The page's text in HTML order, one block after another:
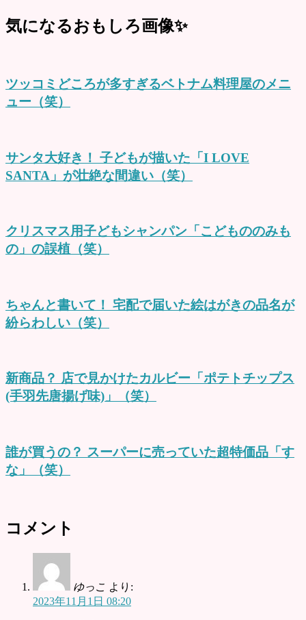
気になるおもしろ画像✨
ツッコミどころが多すぎるベトナム料理屋のメニ
ュー（笑）
サンタ大好き！ 子どもが描いた「I LOVE
SANTA」が壮絶な間違い（笑）
クリスマス用子どもシャンパン「こどもののみも
の」の誤植（笑）
ちゃんと書いて！ 宅配で届いた絵はがきの品名が
紛らわしい（笑）
新商品？ 店で見かけたカルビー「ポテトチップス
(手羽先唐揚げ味)」（笑）
誰が買うの？ スーパーに売っていた超特価品「す
な」（笑）
コメント
ゆっこ より:
2023年11月1日 08:20